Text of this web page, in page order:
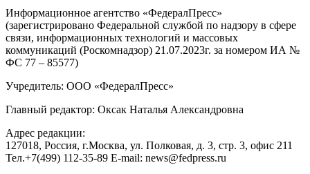
Информационное агентство «ФедералПресс»
(зарегистрировано Федеральной службой по надзору в сфере
связи, информационных технологий и массовых
коммуникаций (Роскомнадзор) 21.07.2023г. за номером ИА №
ФС 77 – 85577)
Учредитель: ООО «ФедералПресс»
Главный редактор: Оксак Наталья Александровна
Адрес редакции:
127018, Россия, г.Москва, ул. Полковая, д. 3, стр. 3, офис 211
Тел.+7(499) 112-35-89 E-mail: news@fedpress.ru